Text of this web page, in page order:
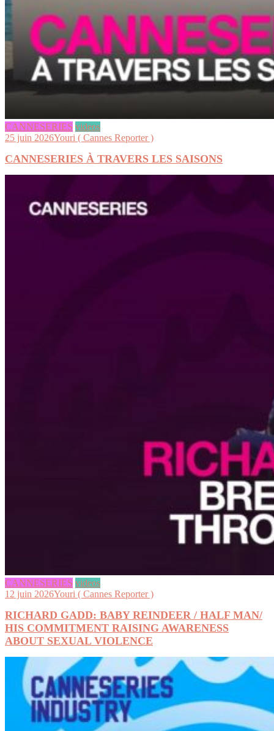
CANNESERIES videos
25 juin 2026Youri ( Cannes Reporter )
CANNESERIES À TRAVERS LES SAISONS
CANNESERIES videos
12 juin 2026Youri ( Cannes Reporter )
RICHARD GADD: BABY REINDEER / HALF MAN/
HIS COMMITMENT RAISING AWARENESS
ABOUT SEXUAL VIOLENCE